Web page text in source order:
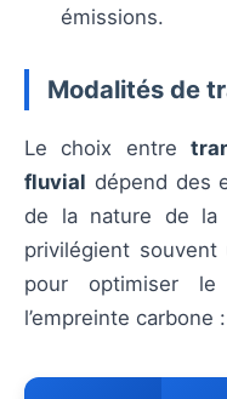
émissions.
Modalités de
Le choix entre
fluvial dépend des
de la nature de la
privilégient souvent
pour optimiser le
l’empreinte carbone :